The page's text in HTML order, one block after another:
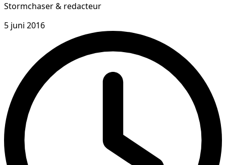
Stormchaser & redacteur
5 juni 2016